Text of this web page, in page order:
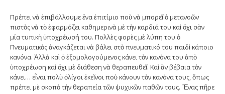
Πρέπει νὰ ἐπιβάλλουμε ἕνα ἐπιτίμιο ποὺ νὰ μπορεῖ ὁ μετανοῶν
πιστὸς νὰ τὸ ἐφαρμόζει καθημερινὰ μὲ τὴν καρδιά του καὶ ὄχι σὰν
μία τυπικὴ ὑποχρέωσή του. Πολλὲς φορὲς μὲ λύπη του ὁ
Πνευματικὸς ἀναγκάζεται νὰ βάλει στὸ πνευματικό του παιδὶ κάποιο
κανόνα. Ἀλλὰ καὶ ὁ ἐξομολογούμενος κάνει τὸν κανόνα του ἀπὸ
ὑποχρέωση καὶ ὄχι μὲ διάθεση νὰ θεραπευθεῖ. Καὶ ἂν βέβαια τὸν
κάνει… εἶναι πολὺ ὀλίγοι ἐκεῖνοι ποὺ κάνουν τὸν κανόνα τους, ὅπως
πρέπει μὲ σκοπὸ τὴν θεραπεία τῶν ψυχικῶν παθῶν τους. Ἕνας πῆρε